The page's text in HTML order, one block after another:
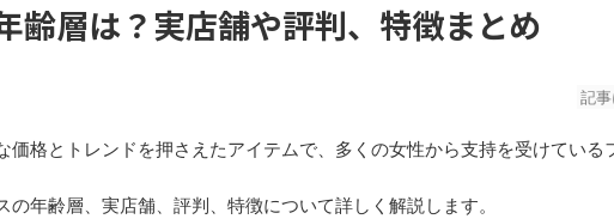
齢層は？実店舗や評判、特徴まとめ
記
価格とトレンドを押さえたアイテムで、多くの女性から支持を受けている
の年齢層、実店舗、評判、特徴について詳しく解説します。